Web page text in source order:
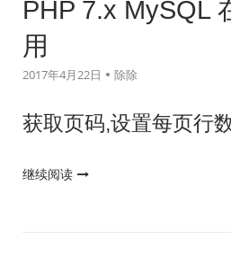
PHP 7.x MySQL
用
2017年4月22日 除除
获取页码,设置每页行
"PHP
继续阅读